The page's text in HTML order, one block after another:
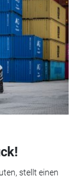
stellt einen